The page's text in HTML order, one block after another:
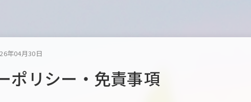
年04月30日
ポリシー・免責事項